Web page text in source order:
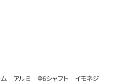
ム アルミ Φ6シャフト イモネジ